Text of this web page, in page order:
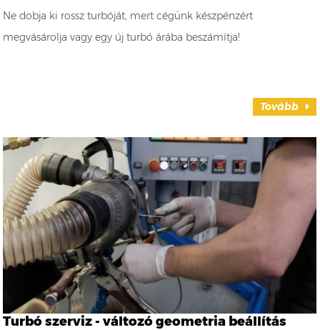
Ne dobja ki rossz turbóját, mert cégünk készpénzért
megvásárolja vagy egy új turbó árába beszámítja!
Tovább
Turbó szerviz - változó geometria beállítás